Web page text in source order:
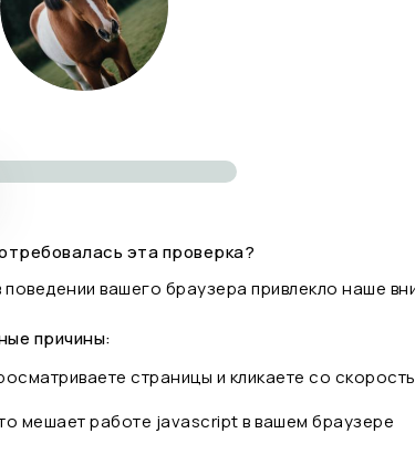
эта проверка?
поведении вашего браузера привлекло наше
причины:
страницы и кликаете со
мешает работе javascript в вашем браузере